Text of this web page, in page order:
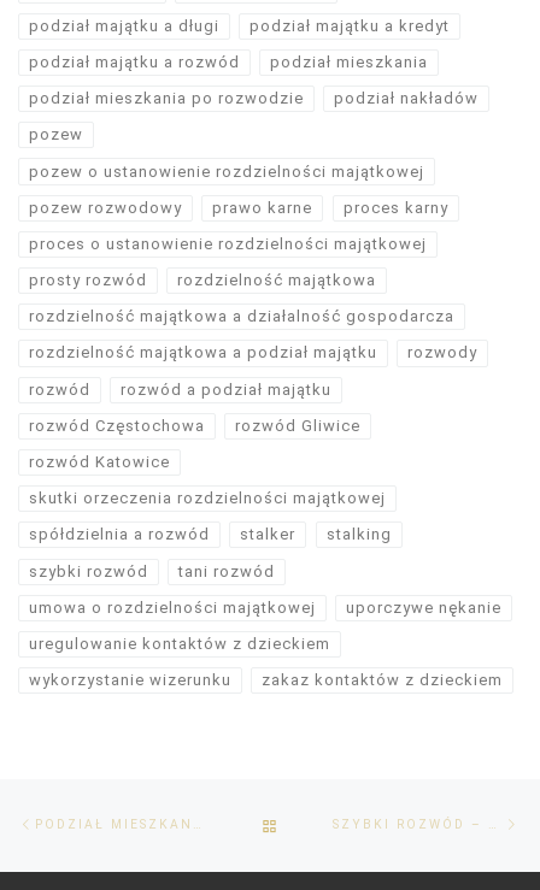
podział majątku a długi podział majątku a kredyt
podział majątku a rozwód podział mieszkania
podział mieszkania po rozwodzie podział nakładów
pozew
pozew o ustanowienie rozdzielności majątkowej
pozew rozwodowy prawo karne proces karny
proces o ustanowienie rozdzielności majątkowej
prosty rozwód rozdzielność majątkowa
rozdzielność majątkowa a działalność gospodarcza
rozdzielność majątkowa a podział majątku rozwody
rozwód rozwód a podział majątku
rozwód Częstochowa rozwód Gliwice
rozwód Katowice
skutki orzeczenia rozdzielności majątkowej
spółdzielnia a rozwód stalker stalking
szybki rozwód tani rozwód
umowa o rozdzielności majątkowej uporczywe nękanie
uregulowanie kontaktów z dzieckiem
wykorzystanie wizerunku zakaz kontaktów z dzieckiem
Wpisów
PODZIAŁ MIESZKANIA PO ROZWODZIE. POWRÓT
DO
SZYBKI ROZWÓD – JAK TO ZROBIĆ?